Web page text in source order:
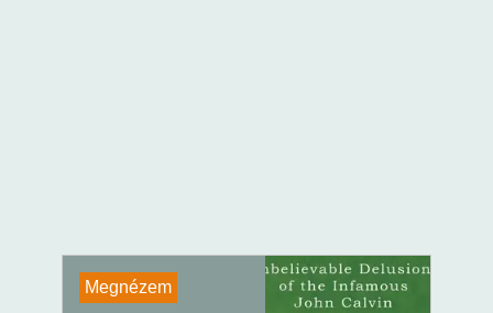
Megnézem